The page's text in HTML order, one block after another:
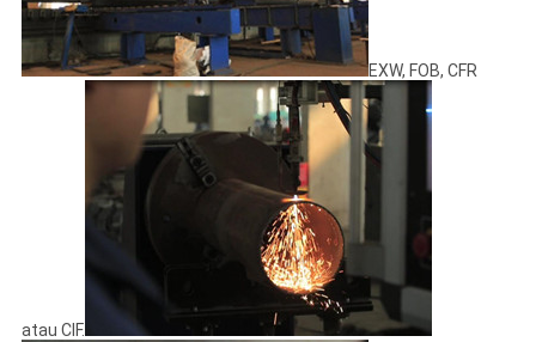
EXW, FOB, CFR
atau CIF.